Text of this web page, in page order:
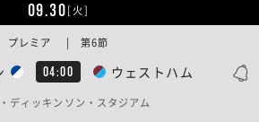
09.30[火]
04:00 ウェストハム
プレミア | 第6節
ディッキンソン・スタジアム